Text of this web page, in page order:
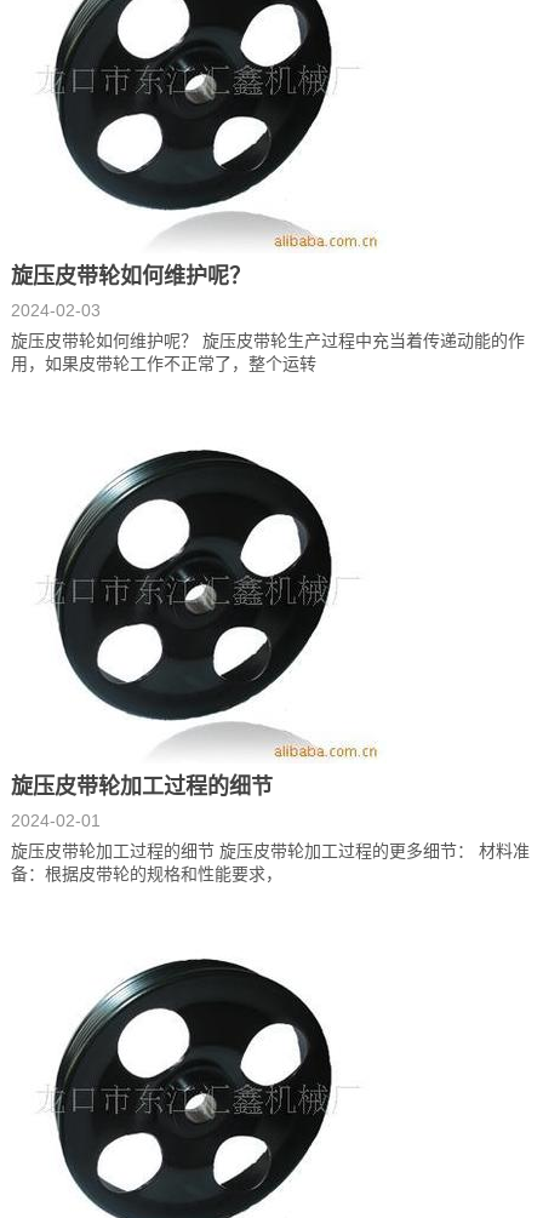
旋压皮带轮如何维护呢？
2024-02-03
旋压皮带轮如何维护呢？ 旋压皮带轮生产过程中充当着传递动能的作
用，如果皮带轮工作不正常了，整个运转
旋压皮带轮加工过程的细节
2024-02-01
旋压皮带轮加工过程的细节 旋压皮带轮加工过程的更多细节： 材料准
备：根据皮带轮的规格和性能要求，